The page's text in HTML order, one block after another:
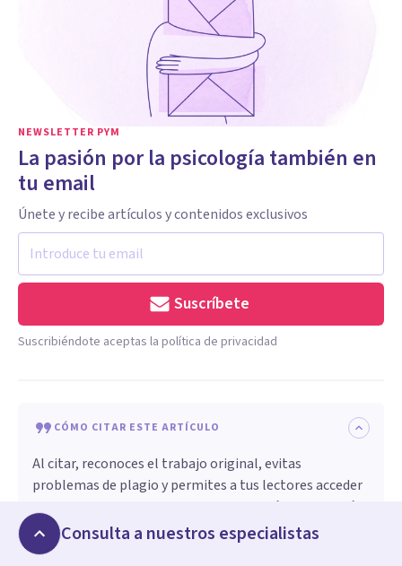
NEWSLETTER PYM
La pasión por la psicología también en
tu email
Únete y recibe artículos y contenidos exclusivos
Suscríbete
Suscribiéndote aceptas la política de privacidad
CÓMO CITAR ESTE ARTÍCULO
Al citar, reconoces el trabajo original, evitas
problemas de plagio y permites a tus lectores acceder
a las fuentes originales para obtener más información
o verificar datos. Asegúrate siempre de dar crédito a los
autores y de citar de forma adecuada.
Consulta a nuestros especialistas